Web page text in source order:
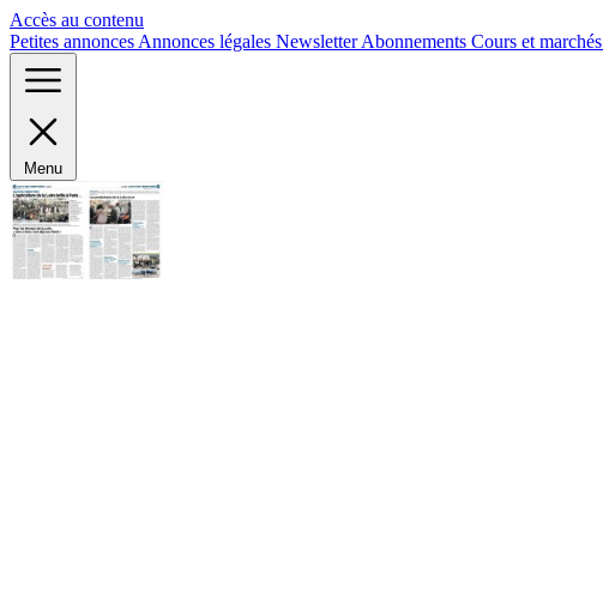
Accès au contenu
Petites annonces Annonces légales NewsletterAbonnements Cours et marchés
Menu
Panneau de gestion des cookies